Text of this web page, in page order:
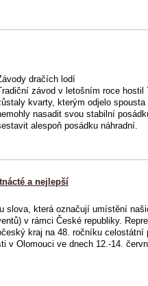
dračích lodí
závod v letošním roce
kvarty, kterým odjelo
nasadit svou stabilní
alespoň posádku náhradní.
a nejlepší
slova, která označují umístění
v rámci České republiky.
kraj na 48. ročníku celostátní
v Olomouci ve dnech 12.-14.